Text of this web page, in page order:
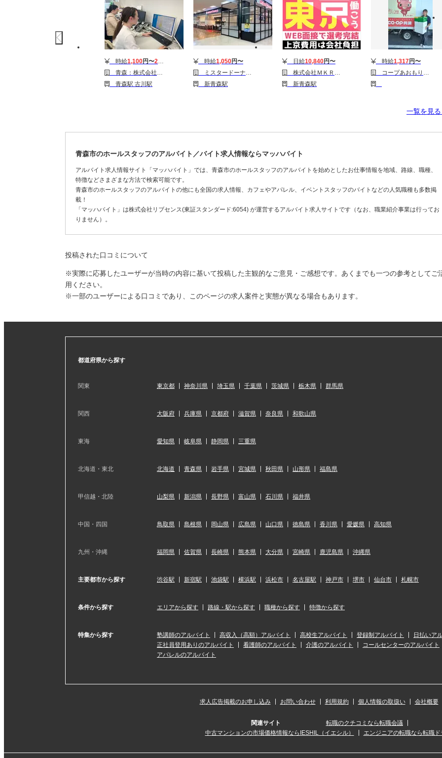
時給1,100円〜2,000
青森：株式会社スマイルハートライフ（営業）
青森駅 古川駅
時給1,050円〜
ミスタードーナツガーラタウン青森ショップ
新青森駅
日給10,840円〜
株式会社ＭＫＲ(124)
新青森駅
時給1,317円〜
コープあおもり 十和田センター
一覧を見
青森市のホールスタッフのアルバイト／バイト求人情報ならマッハバイト
アルバイト求人情報サイト「マッハバイト」では、青森市のホールスタッフのアルバイトを始めとしたお仕事情報を地域、路線、職種、
特徴などさまざまな方法で検索可能です。
青森市のホールスタッフのアルバイトの他にも全国の求人情報、カフェやアパレル、イベントスタッフのバイトなどの人気職種も多数掲
載！
「マッハバイト」は株式会社リブセンス(東証スタンダード:6054) が運営するアルバイト求人サイトです（なお、職業紹介事業は行ってお
りません）。
投稿された口コミについて
※実際に応募したユーザーが当時の内容に基いて投稿した主観的なご意見・ご感想です。あくまでも一つの参考としてご
用ください。
※一部のユーザーによる口コミであり、このページの求人案件と実態が異なる場合もあります。
都道府県から探す
関東 東京都 神奈川県 埼玉県 千葉県 茨城県 栃木県 群馬県
関西 大阪府 兵庫県 京都府 滋賀県 奈良県 和歌山県
東海 愛知県 岐阜県 静岡県 三重県
北海道・東北 北海道 青森県 岩手県 宮城県 秋田県 山形県 福島県
甲信越・北陸 山梨県 新潟県 長野県 富山県 石川県 福井県
中国・四国 鳥取県 島根県 岡山県 広島県 山口県 徳島県 香川県 愛媛県 高知県
九州・沖縄 福岡県 佐賀県 長崎県 熊本県 大分県 宮崎県 鹿児島県 沖縄県
主要都市から探す 渋谷駅 新宿駅 池袋駅 横浜駅 浜松市 名古屋駅 神戸市 堺市 仙台市 札幌市
条件から探す エリアから探す 路線・駅から探す 職種から探す 特徴から探す
特集から探す 塾講師のアルバイト 高収入（高額）アルバイト 高校生アルバイト 登録制アルバイト
日払いア
正社員登用ありのアルバイト
看護師のアルバイト 介護のアルバイト
コールセンターのアルバイト
アパレルのアルバイト
求人広告掲載のお申し込み お問い合わせ 利用規約 個人情報の取扱い 会社概要
関連サイト
転職のクチコミなら転職会議
中古マンションの市場価格情報ならIESHIL（イエシル）
エンジニアの転職なら転職ド